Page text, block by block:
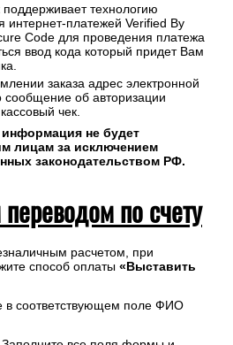
технологию
интернет-платежей Verified By
Code для проведения платежа
ввод кода который придет Вам
заказа адрес электронной
сообщение об авторизации
чек.
информация не будет
лицам за исключением
законодательством РФ.
по счету
расчетом, при
способ оплаты «Выставить
в соответствующем поле ФИО